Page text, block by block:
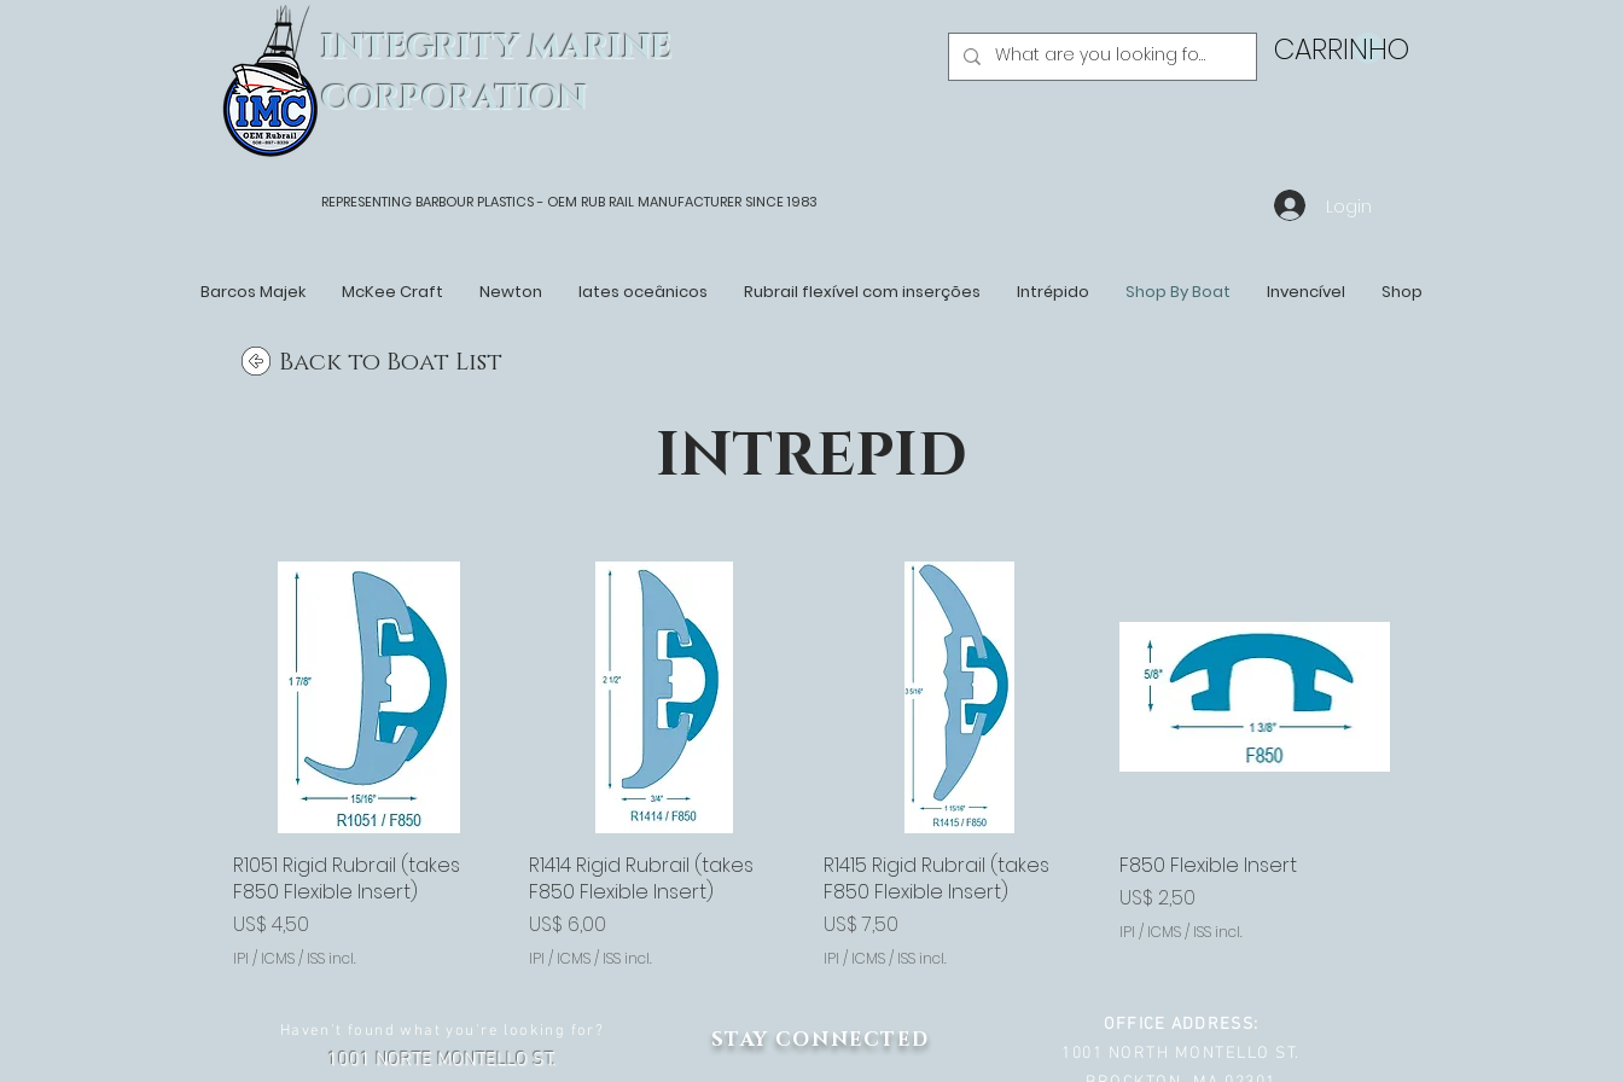
INTEGRITY MARINE
CORPORATION
REPRESENTING BARBOUR PLASTICS - OEM RUB RAIL MANUFACTURER SINCE 1983
CARRINHO
Login
Barcos Majek McKee Craft Newton Iates oceânicos Rubrail flexível com inserções Intrépido Shop By Boat Invencível Shop
Back to Boat List
INTREPID
Visualização rápida
R1051 Rigid Rubrail (takes
F850 Flexible Insert)
Preço
US$ 4,50
IPI / ICMS / ISS incl.
Visualização rápida
R1414 Rigid Rubrail (takes
F850 Flexible Insert)
Preço
US$ 6,00
IPI / ICMS / ISS incl.
Visualização rápida
R1415 Rigid Rubrail (takes
F850 Flexible Insert)
Preço
US$ 7,50
IPI / ICMS / ISS incl.
Visualização rápida
F850 Flexible Insert
Preço
US$ 2,50
IPI / ICMS / ISS incl.
Haven't found what you're looking for?
1001 NORTE MONTELLO ST.
STAY CONNECTED
OFFICE ADDRESS:
1001 NORTH MONTELLO ST.